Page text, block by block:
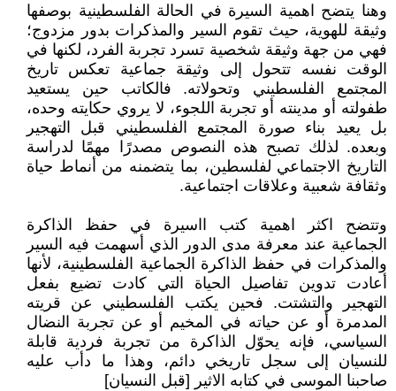
وهنا يتضح اهمية السيرة في الحالة الفلسطينية بوصفها
وثيقة للهوية، حيث تقوم السير والمذكرات بدور مزدوج؛
فهي من جهة وثيقة شخصية تسرد تجربة الفرد، لكنها في
الوقت نفسه تتحول إلى وثيقة جماعية تعكس تاريخ
المجتمع الفلسطيني وتحولاته. فالكاتب حين يستعيد
طفولته أو مدينته أو تجربة اللجوء، لا يروي حكايته وحده،
بل يعيد بناء صورة المجتمع الفلسطيني قبل التهجير
وبعده. لذلك تصبح هذه النصوص مصدرًا مهمًا لدراسة
التاريخ الاجتماعي لفلسطين، بما يتضمنه من أنماط حياة
وثقافة شعبية وعلاقات اجتماعية.
وتتضح اكثر اهمية كتب ااسيرة في حفظ الذاكرة
الجماعية عند معرفة مدى الدور الذي أسهمت فيه السير
والمذكرات في حفظ الذاكرة الجماعية الفلسطينية، لأنها
أعادت تدوين تفاصيل الحياة التي كادت تضيع بفعل
التهجير والتشتت. فحين يكتب الفلسطيني عن قريته
المدمرة أو عن حياته في المخيم أو عن تجربة النضال
السياسي، فإنه يحوّل الذاكرة من تجربة فردية قابلة
للنسيان إلى سجل تاريخي دائم، وهذا ما دأب عليه
صاحبنا الموسى في كتابه الاثير [قبل النسيان]